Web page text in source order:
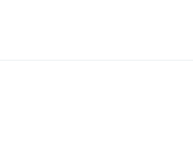
دعوات جديدة للعبور
عودة مايوركا تفتح أسئلة ثقيلة